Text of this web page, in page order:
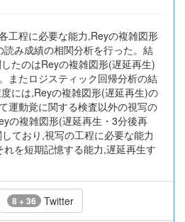
工程に必要な能力,Reyの複雑図形
み成績の相関分析を行った。結
たのはReyの複雑図形(遅延再生)
またロジスティック回帰分析の結
には,Reyの複雑図形(遅延再生)の
運動覚に関する検査以外の視写の
の複雑図形(遅延再生・3分後再
ており,視写の工程に必要な能力
を短期記憶する能力,遅延再生す
8 + 36 Twitter